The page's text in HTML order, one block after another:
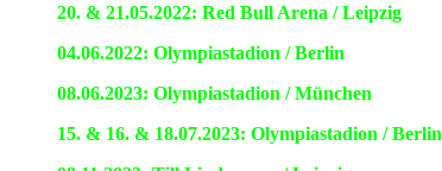
20. & 21.05.2022: Red Bull Arena / Leipzig
04.06.2022: Olympiastadion / Berlin
08.06.2023: Olympiastadion / München
15. & 16. & 18.07.2023: Olympiastadion / Berlin